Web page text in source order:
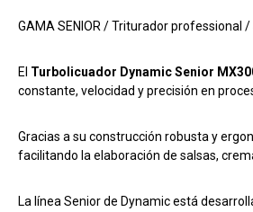
GAMA SENIOR / Triturador professional /
El Turbolicuador Dynamic Senior
constante, velocidad y precisión en
Gracias a su construcción robusta y
facilitando la elaboración de salsas,
La línea Senior de Dynamic está